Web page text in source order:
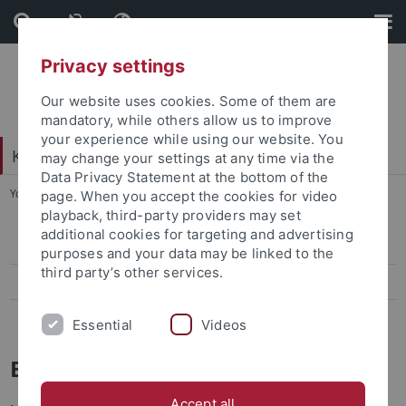
Skip
to
content
Skip
to
footer
Katholisch-Theologische Fakultät
You are here: Startseite ... Berufschancen
Studiengänge
Finanzen und Förderung
Berufschancen
Berufschancen
Privacy settings
Our website uses cookies. Some of them are
mandatory, while others allow us to improve
your experience while using our website. You
may change your settings at any time via the
Data Privacy Statement at the bottom of the
page. When you accept the cookies for video
playback, third-party providers may set
additional cookies for targeting and advertising
purposes and your data may be linked to the
third party’s other services.
Essential Videos